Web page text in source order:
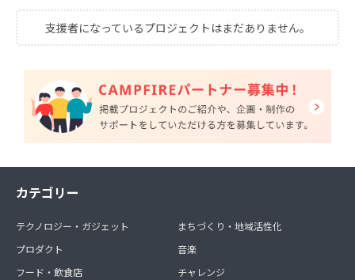
支援者になっているプロジェクトはまだありません。
カテゴリー
テクノロジー・ガジェット
プロダクト
フード・飲食店
まちづくり・地域活性化
音楽
チャレンジ